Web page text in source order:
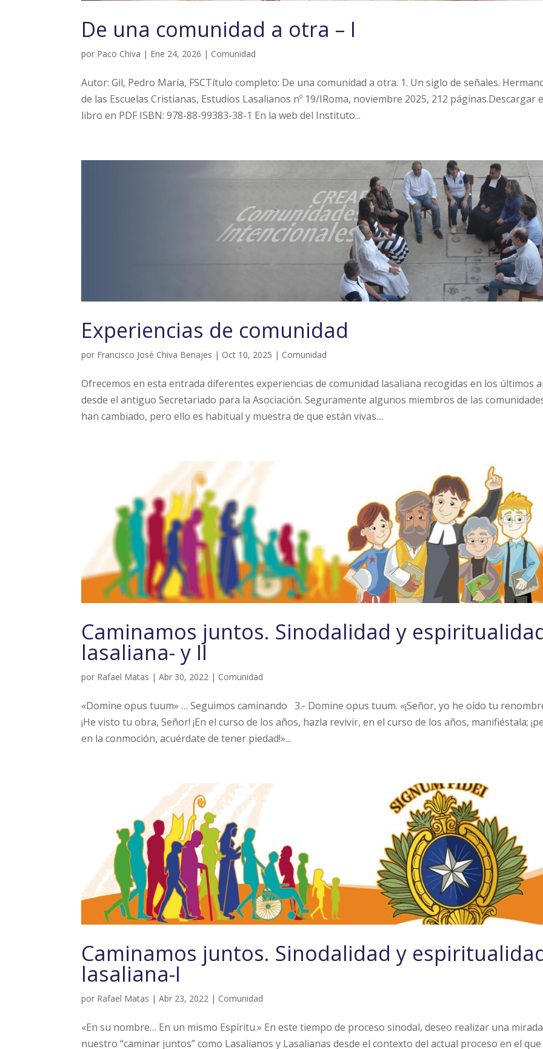
De una comunidad a otra – I
por Paco Chiva | Ene 24, 2026 | Comunidad
Autor: Gil, Pedro María, FSCTítulo completo: De una comunidad a otra. 1. Un siglo de señales.
de las Escuelas Cristianas, Estudios Lasalianos nº 19/IRoma, noviembre 2025, 212 páginas.Descargar
libro en PDF ISBN: 978-88-99383-38-1 En la web del Instituto...
Experiencias de comunidad
por Francisco José Chiva Benajes | Oct 10, 2025 | Comunidad
Ofrecemos en esta entrada diferentes experiencias de comunidad lasaliana recogidas en los últimos
desde el antiguo Secretariado para la Asociación. Seguramente algunos miembros de las
han cambiado, pero ello es habitual y muestra de que están vivas....
Caminamos juntos. Sinodalidad y
lasaliana- y II
por Rafael Matas |Abr 30, 2022 | Comunidad
«Domine opus tuum» … Seguimos caminando 3.- Domine opus tuum. «¡Señor, yo he oído tu
¡He visto tu obra, Señor! ¡En el curso de los años, hazla revivir, en el curso de los años, manifiéstala;
en la conmoción, acuérdate de tener piedad!»...
Caminamos juntos. Sinodalidad y
lasaliana-I
por Rafael Matas |Abr 23, 2022 | Comunidad
«En su nombre… En un mismo Espíritu.» En este tiempo de proceso sinodal, deseo realizar una
nuestro “caminar juntos” como Lasalianos y Lasalianas desde el contexto del actual proceso en el que